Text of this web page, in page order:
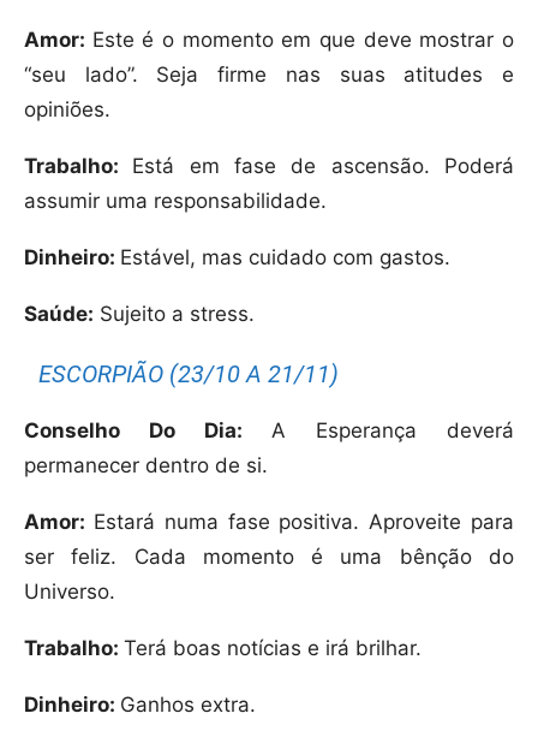
Amor: Este é o momento em que deve mostrar o
“seu lado”. Seja firme nas suas atitudes e
opiniões.
Trabalho: Está em fase de ascensão. Poderá
assumir uma responsabilidade.
Dinheiro: Estável, mas cuidado com gastos.
Saúde: Sujeito a stress.
ESCORPIÃO (23/10 A 21/11)
Conselho Do Dia: A Esperança deverá
permanecer dentro de si.
Amor: Estará numa fase positiva. Aproveite para
ser feliz. Cada momento é uma bênção do
Universo.
Trabalho: Terá boas notícias e irá brilhar.
Dinheiro: Ganhos extra.